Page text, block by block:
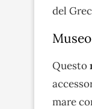
del
Questo
mare